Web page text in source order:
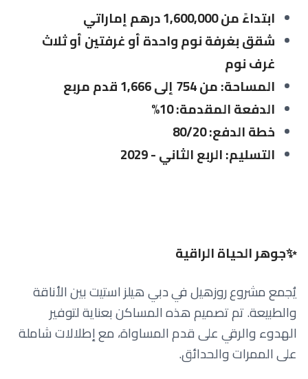
ابتداءً من 1,600,000 درهم إماراتي
شقق بغرفة نوم واحدة أو غرفتين أو ثلاث
غرف نوم
المساحة: من 754 إلى 1,666 قدم مربع
الدفعة المقدمة: 10%
خطة الدفع: 80/20
التسليم: الربع الثاني - 2029
✨جوهر الحياة الراقية
يُجمع مشروع روزهيل في دبي هيلز استيت بين الأناقة
والطبيعة. تم تصميم هذه المساكن بعناية لتوفير
الهدوء والرقي على قدم المساواة، مع إطلالات شاملة
على الممرات والحدائق.